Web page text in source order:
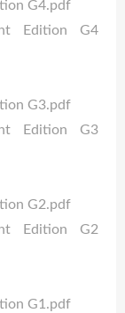
G4.pdf
Edition G4
G3.pdf
Edition G3
G2.pdf
Edition G2
G1.pdf